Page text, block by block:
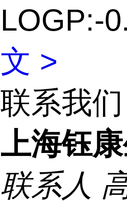
LOGP:-
文 >
联系我们
上海钰
联系人